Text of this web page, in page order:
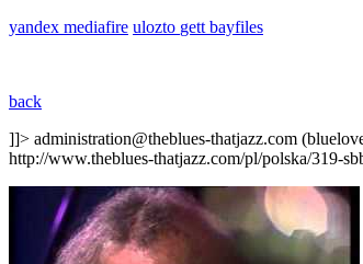
yandex mediafire ulozto gett bayfiles
back
]]> administration@theblues-thatjazz.com
http://www.theblues-thatjazz.com/pl/polska/319-